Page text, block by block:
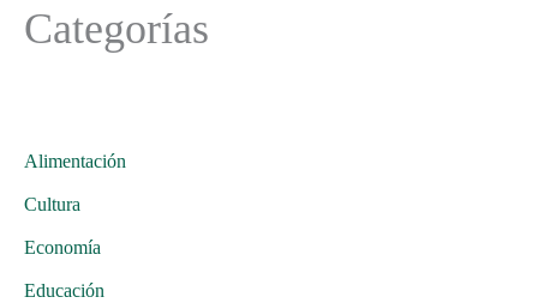
Categorías
Alimentación
Cultura
Economía
Educación